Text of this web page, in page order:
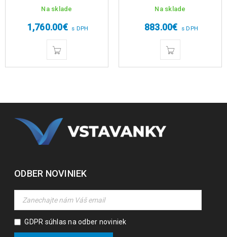
Na sklade
1,760.00€ s DPH
Na sklade
883.00€ s DPH
ODBER NOVINIEK
GDPR súhlas na odber noviniek